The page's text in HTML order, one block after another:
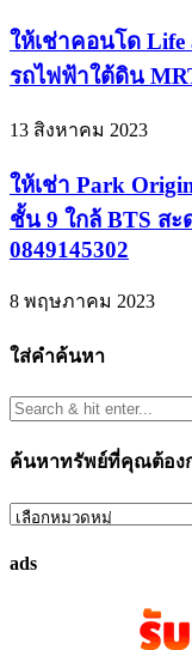
ให้เช่าคอนโด Life
รถไฟฟ้าใต้ดิน
13 สิงหาคม 2023
ให้เช่า Park
ชั้น 9 ใกล้ BTS ส
0849145302
8 พฤษภาคม 2023
ใส่คำค้นหา
ค้นหาทรัพย์ที่คุณต้อง
ค้นหา
ที่
ads